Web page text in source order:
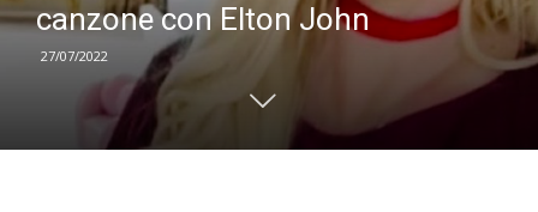
canzone con Elton John
27/07/2022